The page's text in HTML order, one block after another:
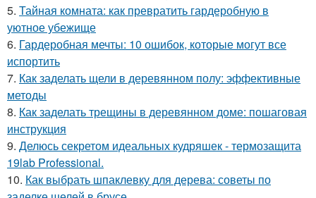
5. Тайная комната: как превратить гардеробную в
уютное убежище
6. Гардеробная мечты: 10 ошибок, которые могут все
испортить
7. Как заделать щели в деревянном полу: эффективные
методы
8. Как заделать трещины в деревянном доме: пошаговая
инструкция
9. Делюсь секретом идеальных кудряшек - термозащита
19lab Professional.
10. Как выбрать шпаклевку для дерева: советы по